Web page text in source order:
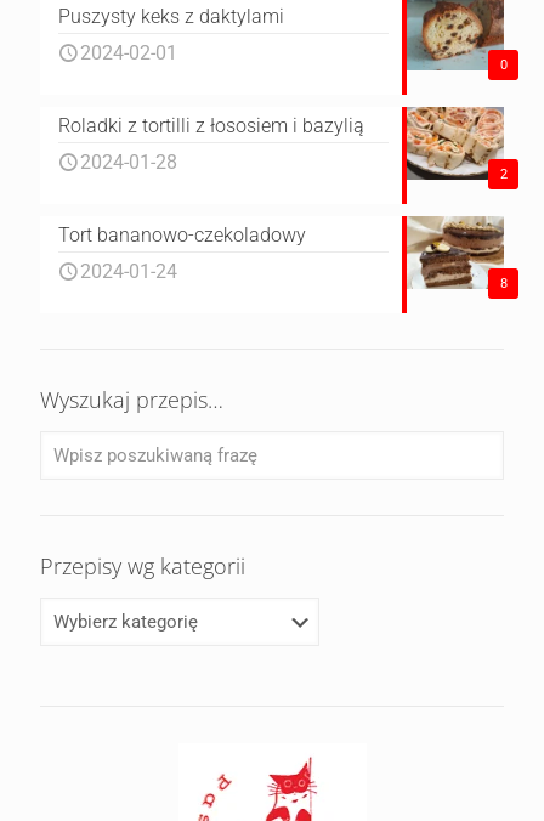
0
Puszysty keks z daktylami
2024-02-01
2
Roladki z tortilli z łososiem i bazylią
2024-01-28
8
Tort bananowo-czekoladowy
2024-01-24
Wyszukaj przepis…
Przepisy wg kategorii